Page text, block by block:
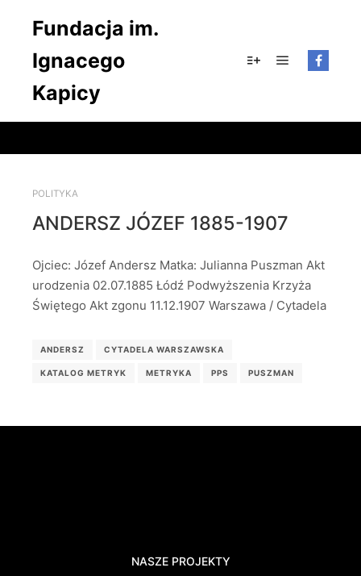
Fundacja im.
Ignacego
Kapicy
POLITYKA
ANDERSZ JÓZEF 1885-1907
Ojciec: Józef Andersz Matka: Julianna Puszman Akt
urodzenia 02.07.1885 Łódź Podwyższenia Krzyża
Świętego Akt zgonu 11.12.1907 Warszawa / Cytadela
ANDERSZ CYTADELA WARSZAWSKA
KATALOG METRYK METRYKA PPS PUSZMAN
NASZE PROJEKTY